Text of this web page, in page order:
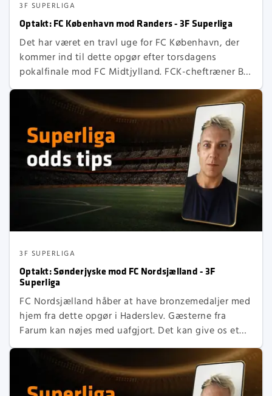
3F SUPERLIGA
Optakt: FC København mod Randers - 3F Superliga
Det har været en travl uge for FC København, der
kommer ind til dette opgør efter torsdagens
pokalfinale mod FC Midtjylland. FCK-cheftræner Bo
Svensson har haft stor succes med den offensive
taktik og kan vælge at ryste posen lidt og give
spilletid til nogle af reserverne.
3F SUPERLIGA
Optakt: Sønderjyske mod FC Nordsjælland - 3F
Superliga
FC Nordsjælland håber at have bronzemedaljer med
hjem fra dette opgør i Haderslev. Gæsterne fra
Farum kan nøjes med uafgjort. Det kan give os et
resultatorienteret opgør, hvor FCN vil være
tålmodige og undgå at blotte defensiven ved at
storme frem i offensiven.